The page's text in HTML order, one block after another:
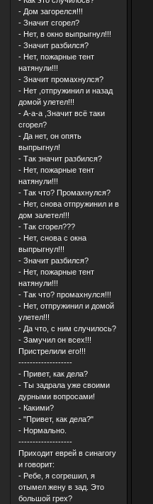
- Дом загорелся!!!
- Значит сгорел?
- Нет, в окно выпрыгнул!!!
- Значит разбился?
- Нет, пожарные тент
натянули!!!
- Значит промахнулся?
- Нет ,отпружинил и назад
домой улетел!!!
- А-а-а ,Значит всё таки
сгорел?
- Да нет, он опять
выпрыгнул!
- Так значит разбился?
- Нет, пожарные тент
натянули!!!
- Так что? Промахнулся?
- Нет, снова отпружинил и в
дом залетел!!!
- Так сгорел???
- Нет, снова с окна
выпрыгнул!!!
- Значит разбился?
- Нет, пожарные тент
натянули!!!
- Так что? промахнулся!!!
- Нет, отпружинил и домой
улетел!!!
- Да что, с ним случилось?
- Замучил он всех!!!
Пристрелили его!!!
-------------------
- Привет, как дела?
- Ты задрала уже своими
дурными вопросами!
- Какими?
- "Привет, как дела?"
- Нормально.
-------------------
Приходит еврей в синагогу
и говорит:
- Ребе, я согрешил, я
отымел жену в зад. Это
большой грех?